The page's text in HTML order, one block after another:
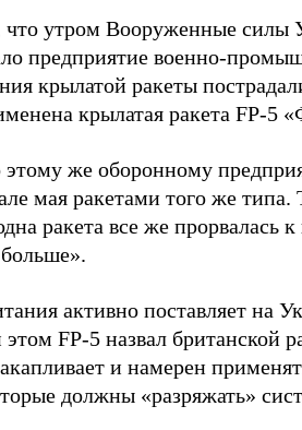
что утром Вооруженные силы
предприятие военно-
крылатой ракеты
крылатая ракета FP-5
же оборонному
мая ракетами того же
ракета все же прорвалась
больше».
активно поставляет на
FP-5 назвал британской
и намерен
должны «разряжать»